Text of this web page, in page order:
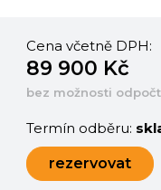
Cena včetně DPH:
89 900 Kč
bez možnosti
Termín odběru:
rezervovat